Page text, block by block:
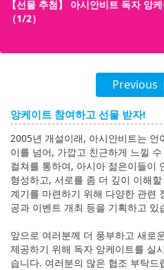
한국
English
ภาษาไ
tiéng
Bahasa
【선물 추첨】 아시안비트 독자 앙
（1/2）
Previous |
앙케이트 참여하고 선물 받자!
2005년 개설이래, 아시안비트는 언
이를 넘어, 가깝고 친근하게 느낄
컬쳐를 통하여, 아시아 젊은이들이
형성하고, 서로를 좀 더 깊이 이해
계기를 마련하기 위해 다양한 관련
공과 이벤트 개최 등을 기획하고 있
앞으로 여러분께 더 풍부하고 새로
제공하기 위해 독자 앙케이트를 실
습니다. 여러분의 많은 협조 부탁드